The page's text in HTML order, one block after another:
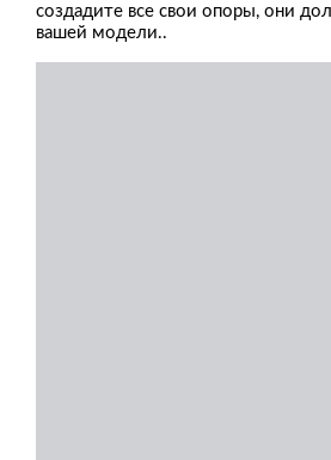
создадите все свои опоры, они
вашей модели..